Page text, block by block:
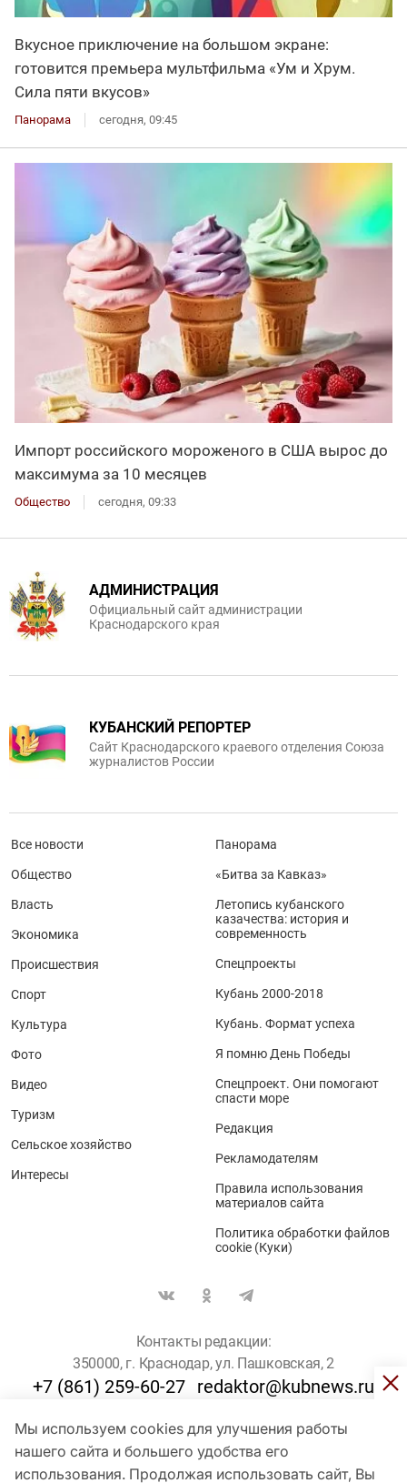
Вкусное приключение на большом экране:
готовится премьера мультфильма «Ум и Хрум.
Сила пяти вкусов»
Панорама сегодня, 09:45
Импорт российского мороженого в США вырос до
максимума за 10 месяцев
Общество сегодня, 09:33
Мы используем cookies для улучшения работы
нашего сайта и большего удобства его
использования. Продолжая использовать сайт, Вы
АДМИНИСТРАЦИЯ
Официальный сайт администрации
Краснодарского края
КУБАНСКИЙ РЕПОРТЕР
Сайт Краснодарского краевого отделения Союза
журналистов России
Все новости
Общество
Власть
Экономика
Происшествия
Спорт
Культура
Фото
Видео
Туризм
Сельское хозяйство
Интересы
Панорама
«Битва за Кавказ»
Летопись кубанского
казачества: история и
современность
Спецпроекты
Кубань 2000-2018
Кубань. Формат успеха
Я помню День Победы
Спецпроект. Они помогают
спасти море
Редакция
Рекламодателям
Правила использования
материалов сайта
Политика обработки файлов
cookie (Куки)
Контакты редакции:
350000, г. Краснодар, ул. Пашковская, 2
+7 (861) 259-60-27 redaktor@kubnews.ru
Для пользователей старше 16 лет
© Кубанские Новости, 2017